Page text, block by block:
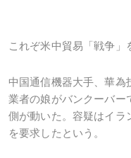
これぞ米中貿易「戦争」
中国通信機器大手、華為
業者の娘がバンクーバー
側が動いた。容疑はイラ
を要求したという。